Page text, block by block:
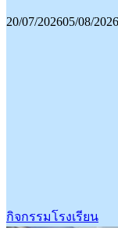
20/07/202605/08/2026
กิจกรรมโรงเรียน